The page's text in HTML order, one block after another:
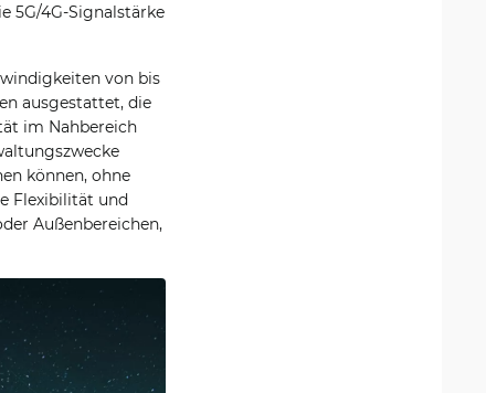
5G/4G-Signalstärke
von bis
ausgestattet, die
im Nahbereich
können, ohne
Flexibilität und
Außenbereichen,